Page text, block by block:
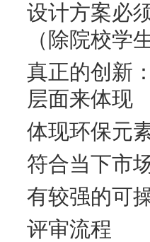
设计方案必
（除院校学
真正的创新
层面来体现
体现环保元
符合当下市
有较强的可
评审流程